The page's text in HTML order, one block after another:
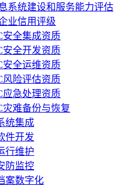
系统建设和服务能力评估
业信用评级
安全集成资质
安全开发资质
安全运维资质
风险评估资质
应急处理资质
灾难备份与恢复
统集成
件开发
行维护
防监控
案数字化